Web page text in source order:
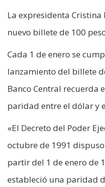
La expresidenta
nuevo billete de 100
Cada 1 de enero se
lanzamiento del billete
Banco Central recuerda
paridad entre el dólar y
«El Decreto del Poder
octubre de 1991
partir del 1 de enero de
estableció una paridad